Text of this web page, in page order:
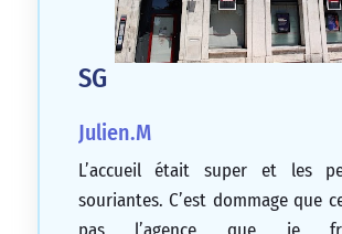
SG
Julien.M
L’accueil était super et les
souriantes. C’est dommage que